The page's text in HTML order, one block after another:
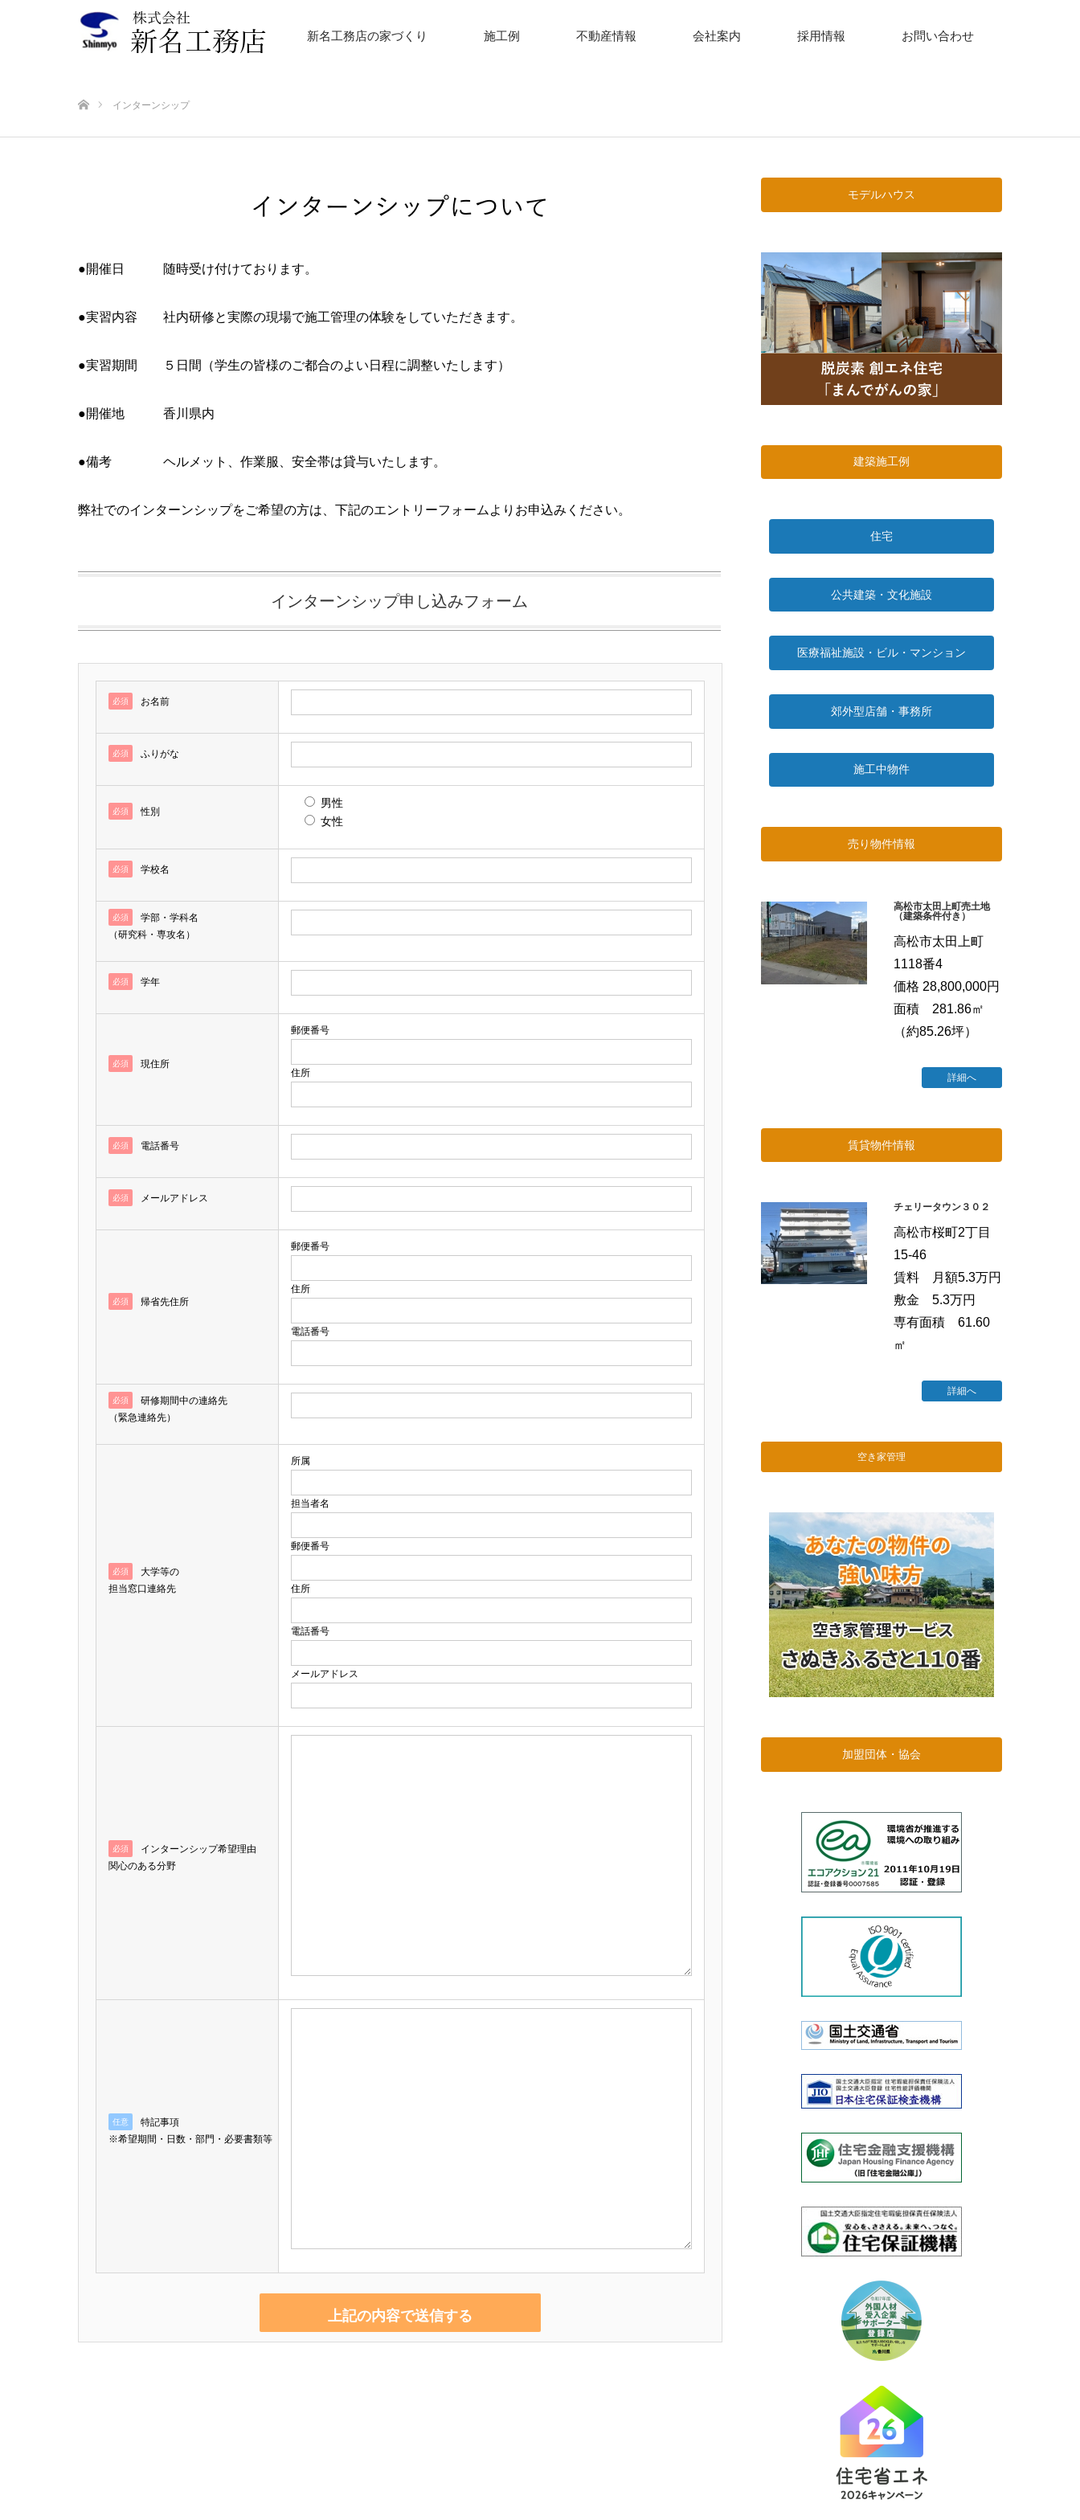
新名工務店の家づくり 施工例 不動産情報 会社案内 採用情報 お問い合わせ
インターンシップ
●開催日 随時受け付けております。
●実習内容 社内研修と実際の現場で施工管理の体験をしていただきます。
●実習期間 ５日間（学生の皆様のご都合のよい日程に調整いたします）
●開催地 香川県内
●備考 ヘルメット、作業服、安全帯は貸与いたします。
弊社でのインターンシップをご希望の方は、下記のエントリーフォームよりお申込みください。
インターンシップ申し込みフォーム
必須 お名前
必須 ふりがな
必須 性別
男性
女性
必須 学校名
必須
学部・学科名
（研究科・専攻名）
必須 学年
必須 現住所
郵便番号
住所
必須 電話番号
必須 メールアドレス
必須 帰省先住所
郵便番号
住所
電話番号
必須
研修期間中の連絡先
（緊急連絡先）
必須
大学等の
担当窓口連絡先
所属
担当者名
郵便番号
住所
電話番号
メールアドレス
必須
インターンシップ希望理由
関⼼のある分野
任意
特記事項
※希望期間・⽇数・部⾨・必要書類等
モデルハウス
建築施工例
住宅
公共建築・文化施設
医療福祉施設・ビル・マンション
郊外型店舗・事務所
施工中物件
売り物件情報
高松市太田上町売土地
（建築条件付き）
高松市太田上町
1118番4
価格 28,800,000円
面積 281.86㎡
（約85.26坪）
詳細へ
賃貸物件情報
チェリータウン３０２
高松市桜町2丁目
15-46
賃料 月額5.3万円
敷金 5.3万円
専有面積 61.60
㎡
詳細へ
空き家管理
加盟団体・協会